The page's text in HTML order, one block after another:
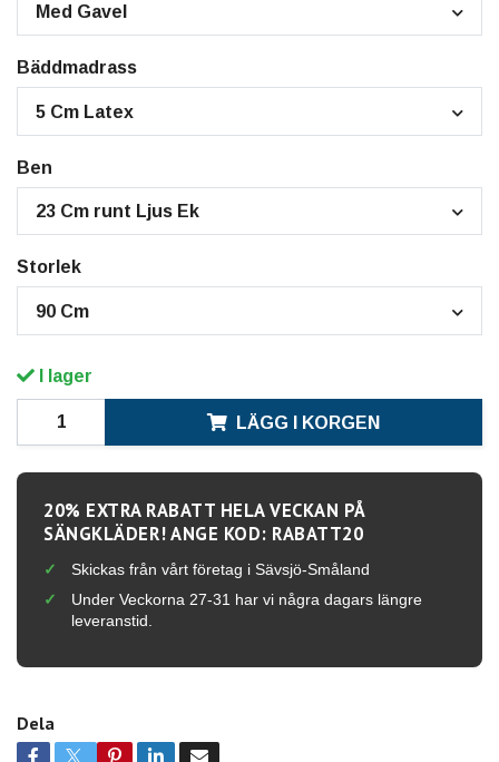
Med Gavel
Bäddmadrass
5 Cm Latex
Ben
23 Cm runt Ljus Ek
Storlek
90 Cm
I lager
LÄGG I KORGEN
20% EXTRA RABATT HELA VECKAN PÅ
SÄNGKLÄDER! ANGE KOD: RABATT20
Skickas från vårt företag i Sävsjö-Småland
Under Veckorna 27-31 har vi några dagars längre
leveranstid.
Dela